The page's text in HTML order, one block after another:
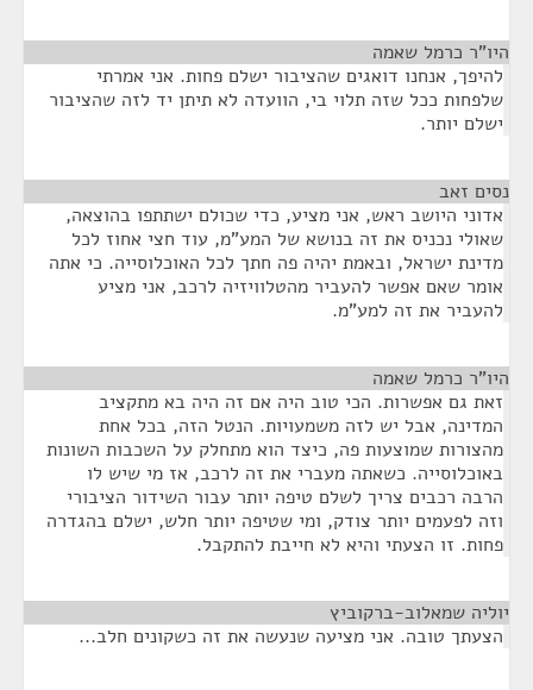
היו"ר כרמל שאמה
להיפך, אנחנו דואגים שהציבור ישלם פחות. אני אמרתי
שלפחות ככל שזה תלוי בי, הוועדה לא תיתן יד לזה שהציבור
ישלם יותר.
נסים זאב
אדוני היושב ראש, אני מציע, כדי שכולם ישתתפו בהוצאה,
שאולי נכניס את זה בנושא של המע"מ, עוד חצי אחוז לכל
מדינת ישראל, ובאמת יהיה פה חתך לכל האוכלוסייה. כי אתה
אומר שאם אפשר להעביר מהטלוויזיה לרכב, אני מציע
להעביר את זה למע"מ.
היו"ר כרמל שאמה
זאת גם אפשרות. הכי טוב היה אם זה היה בא מתקציב
המדינה, אבל יש לזה משמעויות. הנטל הזה, בכל אחת
מהצורות שמוצעות פה, כיצד הוא מתחלק על השכבות השונות
באוכלוסייה. כשאתה מעברי את זה לרכב, אז מי שיש לו
הרבה רכבים צריך לשלם טיפה יותר עבור השידור הציבורי
וזה לפעמים יותר צודק, ומי שטיפה יותר חלש, ישלם בהגדרה
פחות. זו הצעתי והיא לא חייבת להתקבל.
יוליה שמאלוב-ברקוביץ
הצעתך טובה. אני מציעה שנעשה את זה כשקונים חלב...